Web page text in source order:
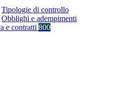
Tipologie di controllo
Obblighi e adempimenti
e contratti 800